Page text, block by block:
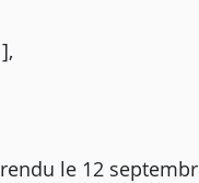
le 12